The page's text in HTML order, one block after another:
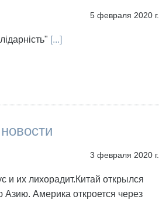
5 февраля 2020 г.
[...]
3 февраля 2020 г.
и их лихорадит.Китай открылся
Америка откроется через